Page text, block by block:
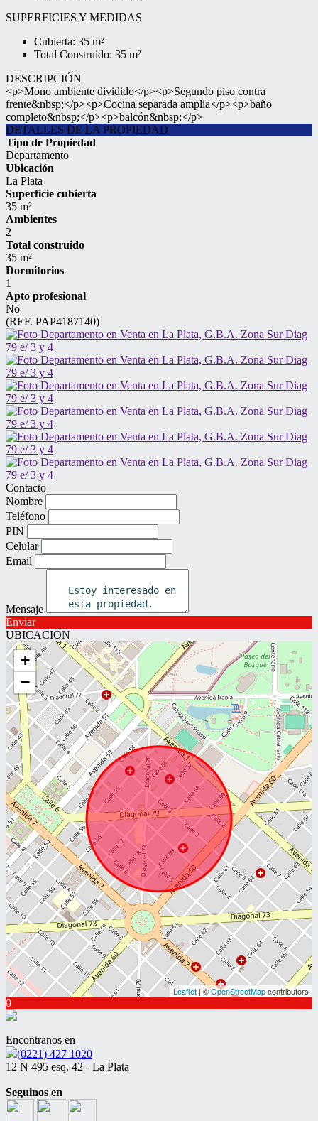
SUPERFICIES Y MEDIDAS
Cubierta: 35 m²
Total Construido: 35 m²
DESCRIPCIÓN
<p>Mono ambiente dividido</p><p>Segundo piso contra
frente&nbsp;</p><p>Cocina separada amplia</p><p>baño
completo&nbsp;</p><p>balcón&nbsp;</p>
DETALLES DE LA PROPIEDAD
Tipo de Propiedad
Departamento
Ubicación
La Plata
Superficie cubierta
35 m²
Ambientes
2
Total construido
35 m²
Dormitorios
1
Apto profesional
No
(REF. PAP4187140)
Contacto
Nombre
Teléfono
PIN
Celular
Email
Mensaje
Enviar
UBICACIÓN
+
−
Leaflet | ©OpenStreetMapcontributors
0
Encontranos en
(0221) 427 1020
12 N 495 esq. 42 - La Plata
Seguinos en